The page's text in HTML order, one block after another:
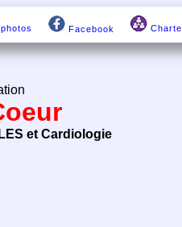
Facebook Charte
et Cardiologie